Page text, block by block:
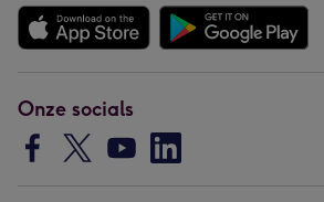
Onze socials